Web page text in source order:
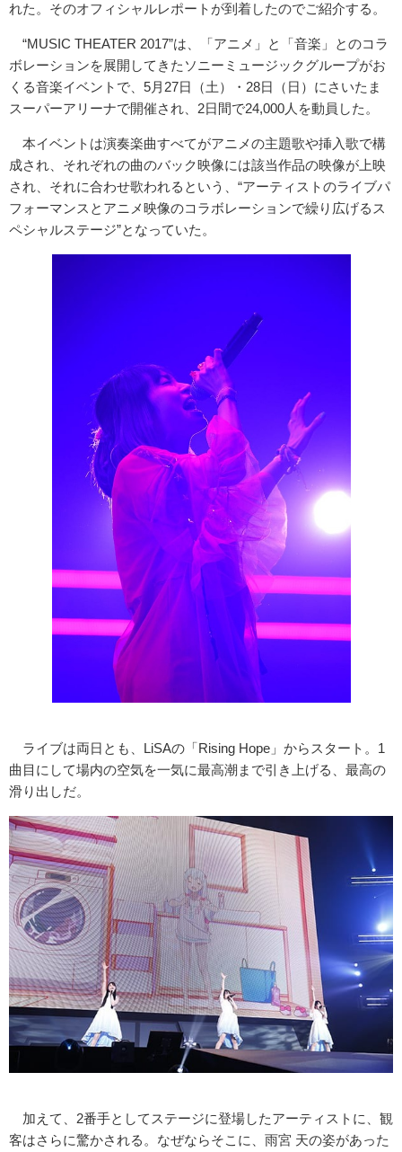
れた。そのオフィシャルレポートが到着したのでご紹介する。
“MUSIC THEATER 2017”は、「アニメ」と「音楽」とのコラ
ボレーションを展開してきたソニーミュージックグループがお
くる音楽イベントで、5月27日（土）・28日（日）にさいたま
スーパーアリーナで開催され、2日間で24,000人を動員した。
本イベントは演奏楽曲すべてがアニメの主題歌や挿入歌で構
成され、それぞれの曲のバック映像には該当作品の映像が上映
され、それに合わせ歌われるという、“アーティストのライブパ
フォーマンスとアニメ映像のコラボレーションで繰り広げるス
ペシャルステージ”となっていた。
ライブは両日とも、LiSAの「Rising Hope」からスタート。1
曲目にして場内の空気を一気に最高潮まで引き上げる、最高の
滑り出しだ。
加えて、2番手としてステージに登場したアーティストに、観
客はさらに驚かされる。なぜならそこに、雨宮 天の姿があった